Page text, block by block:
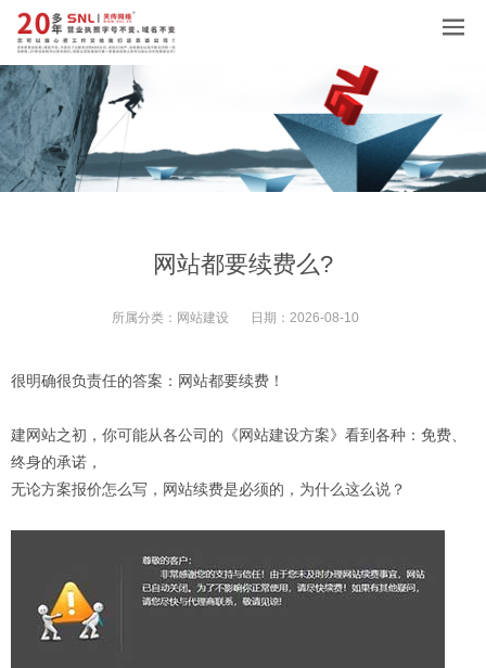
网站都要续费么?
所属分类： 网站建设 日期： 2026-08-10
很明确很负责任的答案：网站都要续费！
建网站之初，你可能从各公司的《网站建设方案》看到各种：免费、
终身的承诺，
无论方案报价怎么写，网站续费是必须的，为什么这么说？